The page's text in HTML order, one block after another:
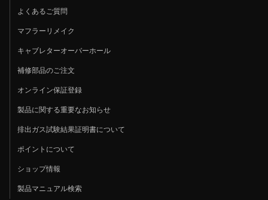
よくあるご質問
マフラーリメイク
キャブレターオーバーホール
補修部品のご注文
オンライン保証登録
製品に関する重要なお知らせ
排出ガス試験結果証明書について
ポイントについて
ショップ情報
製品マニュアル検索